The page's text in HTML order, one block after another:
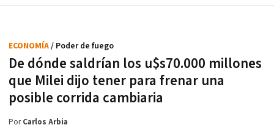
De dónde saldrían los u$s70.000 millones
que Milei dijo tener para frenar una
posible corrida cambiaria
ECONOMÍA/ Poder de fuego
PorCarlos Arbia